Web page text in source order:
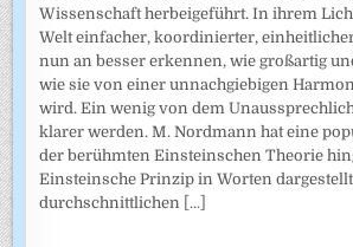
Wissenschaft herbeigeführt. In ihrem
Welt einfacher, koordinierter,
nun an besser erkennen, wie großartig
wie sie von einer unnachgiebigen
wird. Ein wenig von dem
klarer werden. M. Nordmann hat eine
der berühmten Einsteinschen Theorie
Einsteinsche Prinzip in Worten
durchschnittlichen [...]